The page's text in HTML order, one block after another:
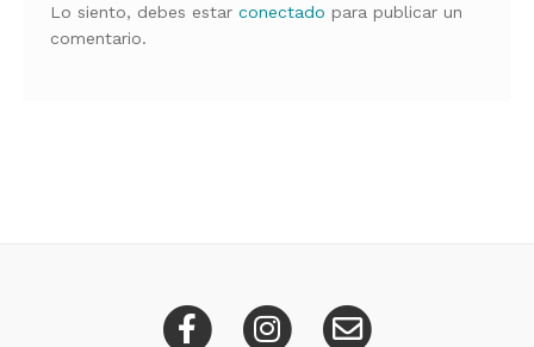
Lo siento, debes estarconectado para publicar un
comentario.